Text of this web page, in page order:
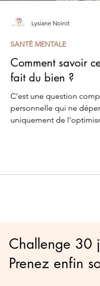
Comment savoir
fait du bien ?
C'est une question
personnelle qui ne
uniquement de
SANTÉ MENTALE
Lysiane Noirot
Challenge 30
Prenez enfin